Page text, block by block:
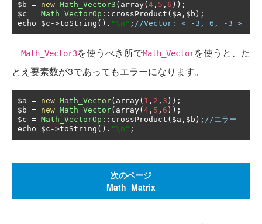
$b = new Math_Vector3 ( array(4 , 5 , 6 ));
$c = Math_VectorOp :: crossProduct ( $a , $b );
echo $c ->toString (). "\n" ; //Vector: < -3, 6, -3 >
Math_Vector3を使うべき所でMath_Vectorを使うと、た
とえ要素数が3であってもエラーになります。
$a = new Math_Vector( array( 1 , 2 , 3 ));
$b = new Math_Vector( array(4 , 5 , 6 ));
$c = Math_VectorOp :: crossProduct ( $a , $b ); //エラー
echo $c ->toString (). "\n" ;
次のページ
Math_Matrix